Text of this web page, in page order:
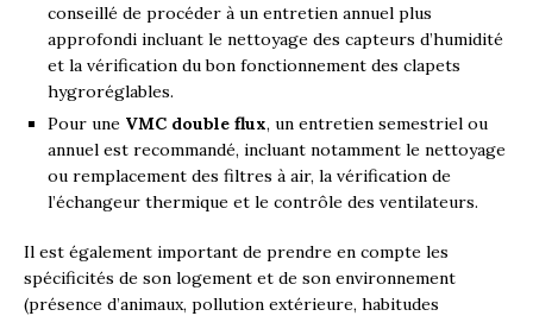
conseillé de procéder à un entretien annuel plus
approfondi incluant le nettoyage des capteurs d’humidité
et la vérification du bon fonctionnement des clapets
hygroréglables.
Pour une VMC double flux, un entretien semestriel ou
annuel est recommandé, incluant notamment le nettoyage
ou remplacement des filtres à air, la vérification de
l’échangeur thermique et le contrôle des ventilateurs.
Il est également important de prendre en compte les
spécificités de son logement et de son environnement
(présence d’animaux, pollution extérieure, habitudes